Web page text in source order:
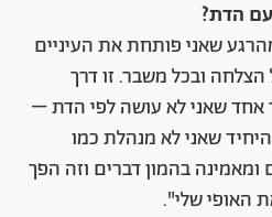
הדת?
שאני פותחת את העיניים
הצלחה ובכל משבר. זו דרך
אחד שאני לא עושה לפי הדת –
שאני לא מנהלת כמו
ומאמינה בהמון דברים וזה הפך
האופי שלי".